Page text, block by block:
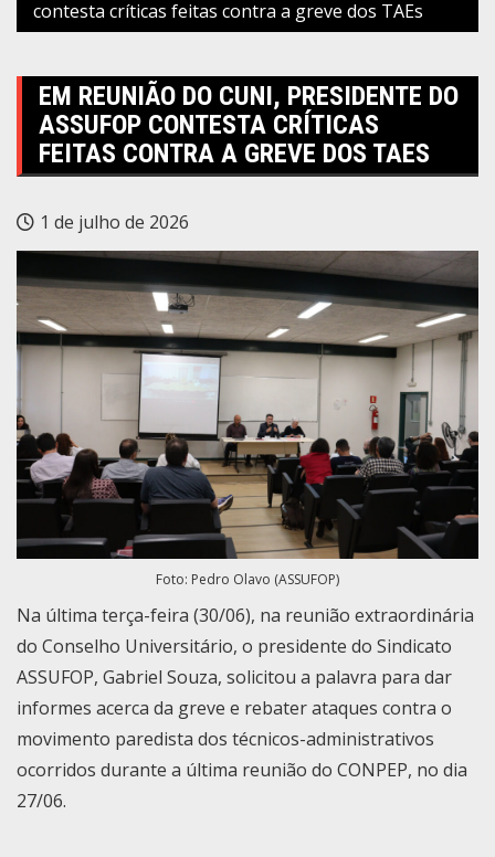
contesta críticas feitas contra a greve dos TAEs
EM REUNIÃO DO CUNI, PRESIDENTE DO
ASSUFOP CONTESTA CRÍTICAS
FEITAS CONTRA A GREVE DOS TAES
1 de julho de 2026
Foto: Pedro Olavo (ASSUFOP)
Na última terça-feira (30/06), na reunião extraordinária
do Conselho Universitário, o presidente do Sindicato
ASSUFOP, Gabriel Souza, solicitou a palavra para dar
informes acerca da greve e rebater ataques contra o
movimento paredista dos técnicos-administrativos
ocorridos durante a última reunião do CONPEP, no dia
27/06.